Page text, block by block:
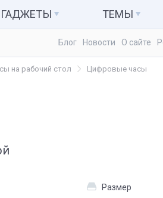
ГАДЖЕТЫ
и система Календари
ТЕМЫ
Темы для
Блог Новости О сайте
на рабочий стол Цифровые часы
Размер